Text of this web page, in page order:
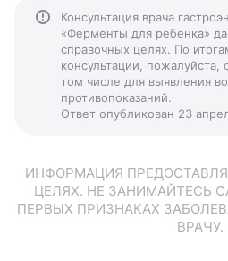
Консультация врача
«Ферменты для ребенка»
справочных целях. По
консультации, пожалуйста,
том числе для выявления
противопоказаний.
Ответ опубликован 23
ИНФОРМАЦИЯ
ЦЕЛЯХ. НЕ ЗАНИМАЙТЕСЬ
ПЕРВЫХ ПРИЗНАКАХ
ВРАЧУ.